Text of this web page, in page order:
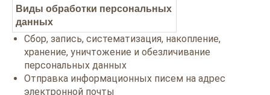
Виды обработки персональных
данных
Сбор, запись, систематизация, накопление,
хранение, уничтожение и обезличивание
персональных данных
Отправка информационных писем на адрес
электронной почты